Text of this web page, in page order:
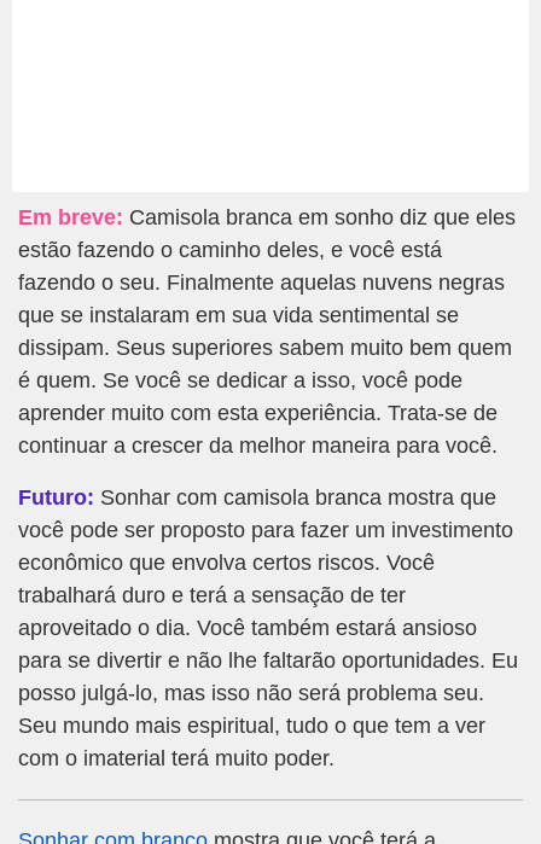
Em breve: Camisola branca em sonho diz que eles
estão fazendo o caminho deles, e você está
fazendo o seu. Finalmente aquelas nuvens negras
que se instalaram em sua vida sentimental se
dissipam. Seus superiores sabem muito bem quem
é quem. Se você se dedicar a isso, você pode
aprender muito com esta experiência. Trata-se de
continuar a crescer da melhor maneira para você.
Futuro: Sonhar com camisola branca mostra que
você pode ser proposto para fazer um investimento
econômico que envolva certos riscos. Você
trabalhará duro e terá a sensação de ter
aproveitado o dia. Você também estará ansioso
para se divertir e não lhe faltarão oportunidades. Eu
posso julgá-lo, mas isso não será problema seu.
Seu mundo mais espiritual, tudo o que tem a ver
com o imaterial terá muito poder.